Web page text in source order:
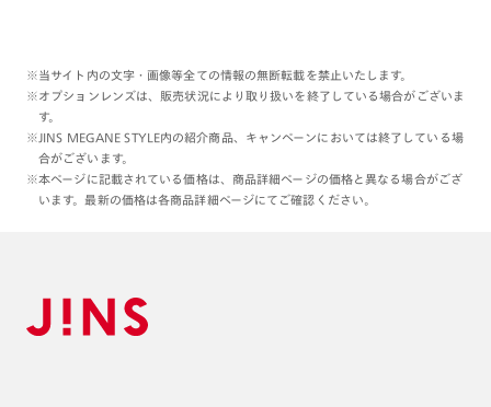
※当サイト内の文字・画像等全ての情報の無断転載を禁止いたします。
※オプションレンズは、販売状況により取り扱いを終了している場合がございま
す。
※JINS MEGANE STYLE内の紹介商品、キャンペーンにおいては終了している場
合がございます。
※本ページに記載されている価格は、商品詳細ページの価格と異なる場合がござ
います。最新の価格は各商品詳細ページにてご確認ください。